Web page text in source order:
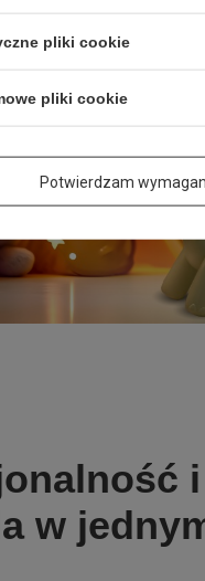
i
w
pliki cookie
pliki cookie
Potwierdzam